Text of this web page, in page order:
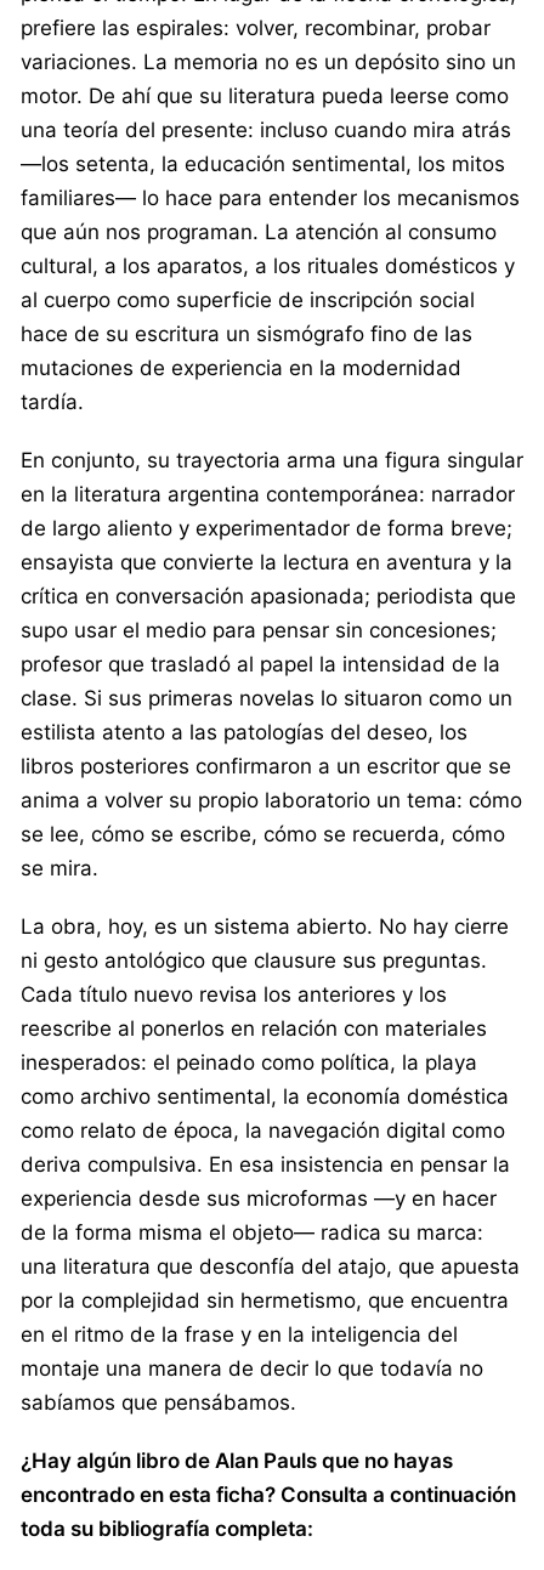
prefiere las espirales: volver, recombinar, probar
variaciones. La memoria no es un depósito sino un
motor. De ahí que su literatura pueda leerse como
una teoría del presente: incluso cuando mira atrás
—los setenta, la educación sentimental, los mitos
familiares— lo hace para entender los mecanismos
que aún nos programan. La atención al consumo
cultural, a los aparatos, a los rituales domésticos y
al cuerpo como superficie de inscripción social
hace de su escritura un sismógrafo fino de las
mutaciones de experiencia en la modernidad
tardía.
En conjunto, su trayectoria arma una figura singular
en la literatura argentina contemporánea: narrador
de largo aliento y experimentador de forma breve;
ensayista que convierte la lectura en aventura y la
crítica en conversación apasionada; periodista que
supo usar el medio para pensar sin concesiones;
profesor que trasladó al papel la intensidad de la
clase. Si sus primeras novelas lo situaron como un
estilista atento a las patologías del deseo, los
libros posteriores confirmaron a un escritor que se
anima a volver su propio laboratorio un tema: cómo
se lee, cómo se escribe, cómo se recuerda, cómo
se mira.
La obra, hoy, es un sistema abierto. No hay cierre
ni gesto antológico que clausure sus preguntas.
Cada título nuevo revisa los anteriores y los
reescribe al ponerlos en relación con materiales
inesperados: el peinado como política, la playa
como archivo sentimental, la economía doméstica
como relato de época, la navegación digital como
deriva compulsiva. En esa insistencia en pensar la
experiencia desde sus microformas —y en hacer
de la forma misma el objeto— radica su marca:
una literatura que desconfía del atajo, que apuesta
por la complejidad sin hermetismo, que encuentra
en el ritmo de la frase y en la inteligencia del
montaje una manera de decir lo que todavía no
sabíamos que pensábamos.
¿Hay algún libro de Alan Pauls que no hayas
encontrado en esta ficha? Consulta a continuación
toda su bibliografía completa: